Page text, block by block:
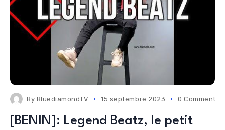
By BluediamondTV 15 septembre 2023 0 Comments
[BENIN]: Legend Beatz, le petit